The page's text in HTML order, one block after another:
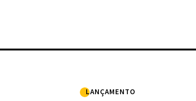
LANÇAMENTO